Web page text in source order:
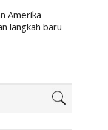
Amerika
langkah baru